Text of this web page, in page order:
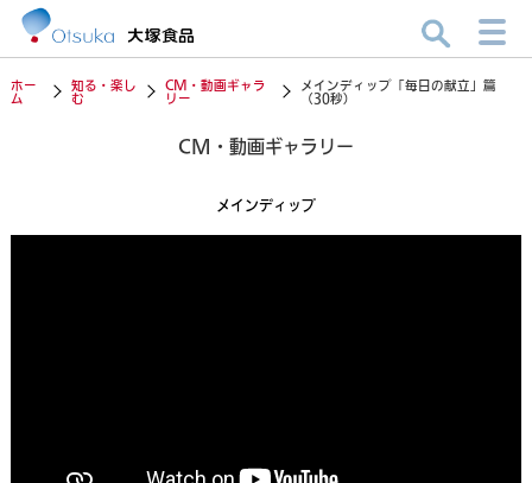
ホー
ム
知る・楽し
む
CM・動画ギャラ
リー
メインディップ「毎日の献立」篇
（30秒）
CM・動画ギャラリー
メインディップ